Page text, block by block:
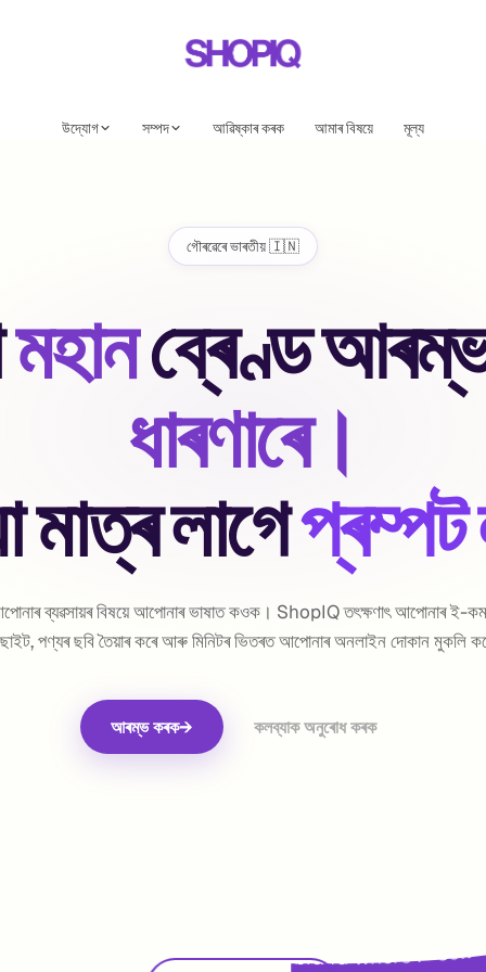
উদ্যোগ সম্পদ আৱিষ্কাৰ কৰক আমাৰ বিষয়ে মূল্য
গৌৰৱেৰে ভাৰতীয় 🇮🇳
| First
মহানব্ৰেণ্ড
ধাৰণাৰে।
মাত্ৰ লাগেপ্ৰম্পট
ব্যৱসায়ৰ বিষয়ে আপোনাৰ ভাষাত কওক। ShopIQ তৎক্ষণাৎ আপোনাৰ ই-
পণ্যৰ ছবি তৈয়াৰ কৰে আৰু মিনিটৰ ভিতৰত আপোনাৰ অনলাইন দোকান মুকলি
আৰম্ভ কৰক→ কলব্যাক অনুৰোধ কৰক
Build e-commerce website for my clothing brand